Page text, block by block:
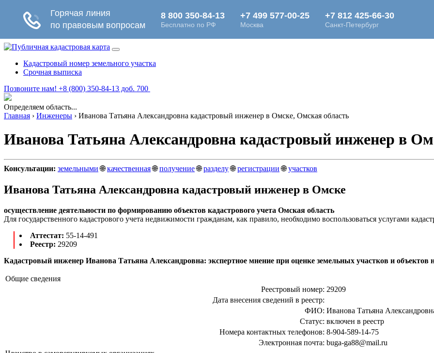
Кадастровый номер земельного участка
Срочная выписка
Позвоните нам! +8 (800) 350-84-13 доб. 700
Определяем область...
Главная › Инженеры › Иванова Татьяна Александровна кадастровый инженер в Омске, Омская область
Иванова Татьяна Александровна кадастровый инженер в
Консультации: земельными🌐качественная🌐получение🌐разделу🌐регистрации🌐участков
Иванова Татьяна Александровна кадастровый инженер в Омске
осуществление деятельности по формированию объектов кадастрового учета Омская область
Для государственного кадастрового учета недвижимости гражданам, как правило, необходимо воспользоваться услугами
Аттестат: 55-14-491
Реестр: 29209
Кадастровый инженер Иванова Татьяна Александровна: экспертное мнение при оценке земельных участков и объектов
Общие сведения
Реестровый номер: 29209
Дата внесения сведений в реестр:
ФИО: Иванова Татьяна
Статус: включен в реестр
Номера контактных телефонов: 8-904-589-14-75
Электронная почта: buga-ga88@mail.ru